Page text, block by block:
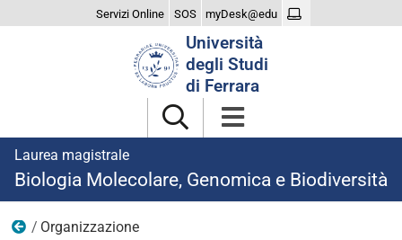
Servizi Online SOS myDesk@edu
Università
degli Studi
di Ferrara
Laurea magistrale
Biologia Molecolare, Genomica e Biodiversità
Il Corso
Organizzazione